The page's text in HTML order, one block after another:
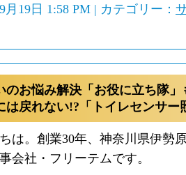
月19日 1:58 PM | カテゴリー：
のお悩み解決「お役に立ち隊
は戻れない!?「トイレセンサー
は。創業30年、神奈川県伊勢
会社・フリーテムです。